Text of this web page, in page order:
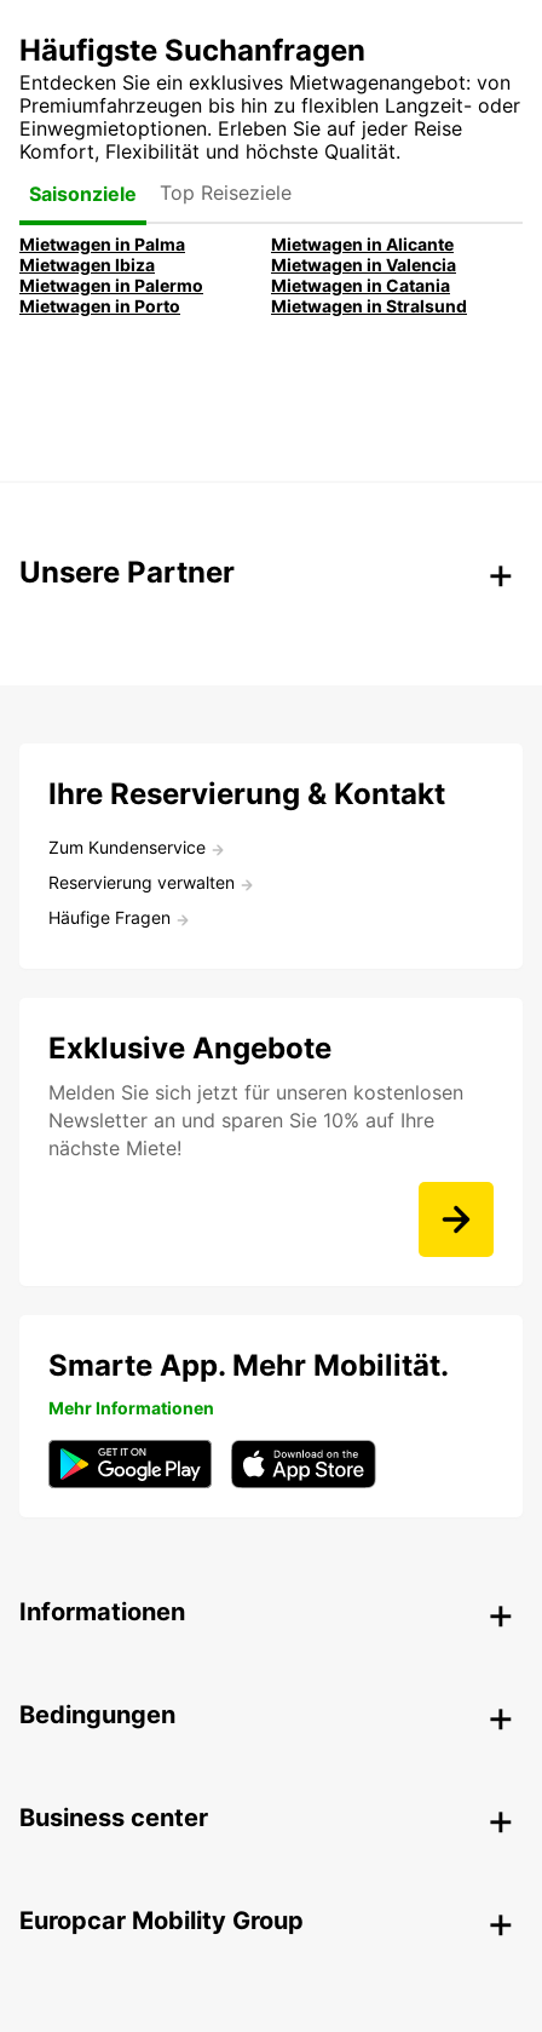
Häufigste Suchanfragen
Entdecken Sie ein exklusives Mietwagenangebot: von
Premiumfahrzeugen bis hin zu flexiblen Langzeit- oder
Einwegmietoptionen. Erleben Sie auf jeder Reise
Komfort, Flexibilität und höchste Qualität.
Saisonziele
Top Reiseziele
Mietwagen in Palma
Mietwagen in Alicante
Mietwagen Ibiza
Mietwagen in Valencia
Mietwagen in Palermo
Mietwagen in Catania
Mietwagen in Porto
Mietwagen in Stralsund
Unsere Partner
Ihre Reservierung & Kontakt
Zum Kundenservice
Reservierung verwalten
Häufige Fragen
Exklusive Angebote
Melden Sie sich jetzt für unseren kostenlosen
Newsletter an und sparen Sie 10% auf Ihre
nächste Miete!
Smarte App. Mehr Mobilität.
Mehr Informationen
Informationen
Bedingungen
Business center
Europcar Mobility Group